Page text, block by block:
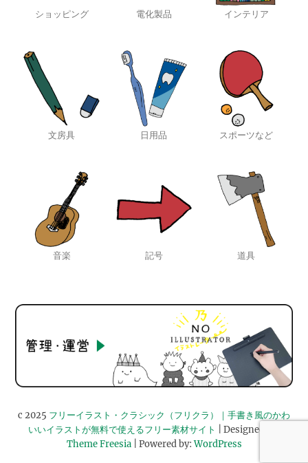
ショッピング 電化製品 インテリア
文房具 日用品 スポーツなど
音楽 記号 道具
c 2025 フリーイラスト・クラシック（フリクラ）｜手書き風のかわ
いいイラストが無料で使えるフリー素材サイト
| Designed by:
Theme Freesia| Powered by:WordPress